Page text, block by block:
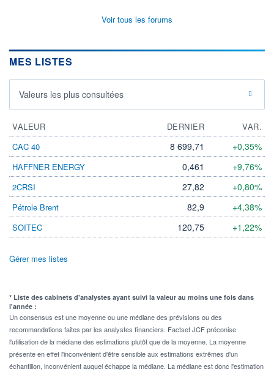
Voir tous les forums
MES LISTES
Valeurs les plus consultées
VALEUR DERNIER
VAR.
CAC 40
8 699,71 +0,35%
HAFFNER ENERGY 0,461 +9,76%
2CRSI 27,82 +0,80%
Pétrole Brent 82,9 +4,38%
SOITEC 120,75 +1,22%
Gérer mes listes
* Liste des cabinets d'analystes ayant suivi la valeur au moins une fois dans
l'année :
Un consensus est une moyenne ou une médiane des prévisions ou des
recommandations faites par les analystes financiers. Factset JCF préconise
l'utilisation de la médiane des estimations plutôt que de la moyenne. La moyenne
présente en effet l'inconvénient d'être sensible aux estimations extrêmes d'un
échantillon, inconvénient auquel échappe la médiane. La médiane est donc l'estimation